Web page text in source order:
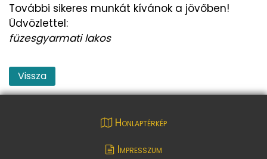
További sikeres munkát kívánok a jövőben!
Üdvözlettel:
füzesgyarmati lakos
Vissza
Honlaptérkép
Impresszum